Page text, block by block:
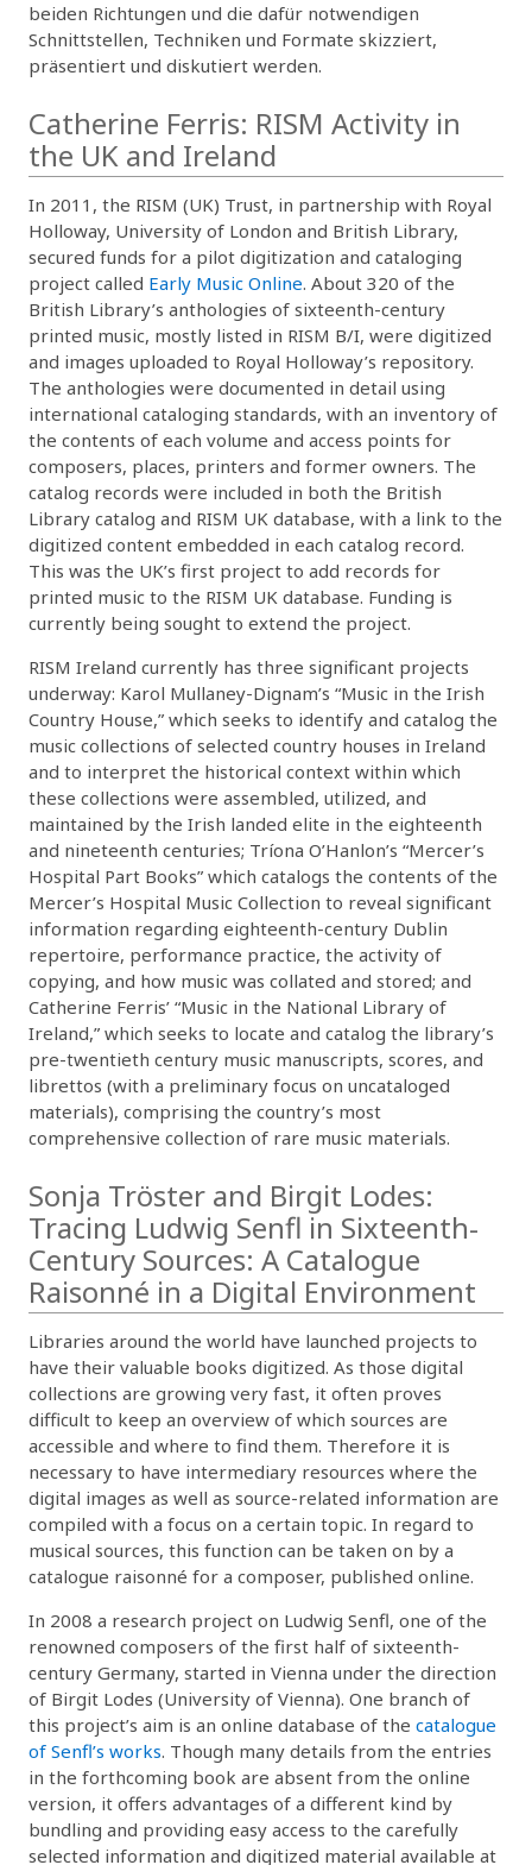
beiden Richtungen und die dafür notwendigen
Schnittstellen, Techniken und Formate skizziert,
präsentiert und diskutiert werden.
Catherine Ferris: RISM Activity in
the UK and Ireland
In 2011, the RISM (UK) Trust, in partnership with Royal
Holloway, University of London and British Library,
secured funds for a pilot digitization and cataloging
project called Early Music Online. About 320 of the
British Library’s anthologies of sixteenth-century
printed music, mostly listed in RISM B/I, were digitized
and images uploaded to Royal Holloway’s repository.
The anthologies were documented in detail using
international cataloging standards, with an inventory of
the contents of each volume and access points for
composers, places, printers and former owners. The
catalog records were included in both the British
Library catalog and RISM UK database, with a link to the
digitized content embedded in each catalog record.
This was the UK’s first project to add records for
printed music to the RISM UK database. Funding is
currently being sought to extend the project.
RISM Ireland currently has three significant projects
underway: Karol Mullaney-Dignam’s “Music in the Irish
Country House,” which seeks to identify and catalog the
music collections of selected country houses in Ireland
and to interpret the historical context within which
these collections were assembled, utilized, and
maintained by the Irish landed elite in the eighteenth
and nineteenth centuries; Tríona O’Hanlon’s “Mercer’s
Hospital Part Books” which catalogs the contents of the
Mercer’s Hospital Music Collection to reveal significant
information regarding eighteenth-century Dublin
repertoire, performance practice, the activity of
copying, and how music was collated and stored; and
Catherine Ferris’ “Music in the National Library of
Ireland,” which seeks to locate and catalog the library’s
pre-twentieth century music manuscripts, scores, and
librettos (with a preliminary focus on uncataloged
materials), comprising the country’s most
comprehensive collection of rare music materials.
Sonja Tröster and Birgit Lodes:
Tracing Ludwig Senfl in Sixteenth-
Century Sources: A Catalogue
Raisonné in a Digital Environment
Libraries around the world have launched projects to
have their valuable books digitized. As those digital
collections are growing very fast, it often proves
difficult to keep an overview of which sources are
accessible and where to find them. Therefore it is
necessary to have intermediary resources where the
digital images as well as source-related information are
compiled with a focus on a certain topic. In regard to
musical sources, this function can be taken on by a
catalogue raisonné for a composer, published online.
In 2008 a research project on Ludwig Senfl, one of the
renowned composers of the first half of sixteenth-
century Germany, started in Vienna under the direction
of Birgit Lodes (University of Vienna). One branch of
this project’s aim is an online database of the catalogue
of Senfl’s works. Though many details from the entries
in the forthcoming book are absent from the online
version, it offers advantages of a different kind by
bundling and providing easy access to the carefully
selected information and digitized material available at